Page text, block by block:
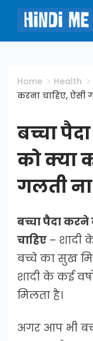
Skip
content
Hindi
Me
Post
Home Health
करना चाहिए, ऐसी
बच्चा
को क्या
गलती
बच्चा पैदा
चाहिए – शादी
बच्चे का सुख
शादी के कई
मिलता है।
अगर आप भी